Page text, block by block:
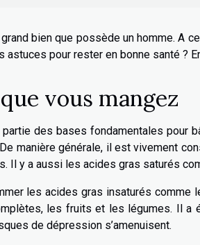
bien que possède un homme. A
astuces pour rester en bonne santé ?
vous mangez
partie des bases fondamentales pour
manière générale, il est vivement
Il y a aussi les acides gras saturés
les acides gras insaturés
les fruits et les légumes. Il a
de dépression s’amenuisent.